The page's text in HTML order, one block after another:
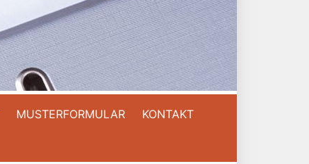
MUSTERFORMULAR
KONTAKT